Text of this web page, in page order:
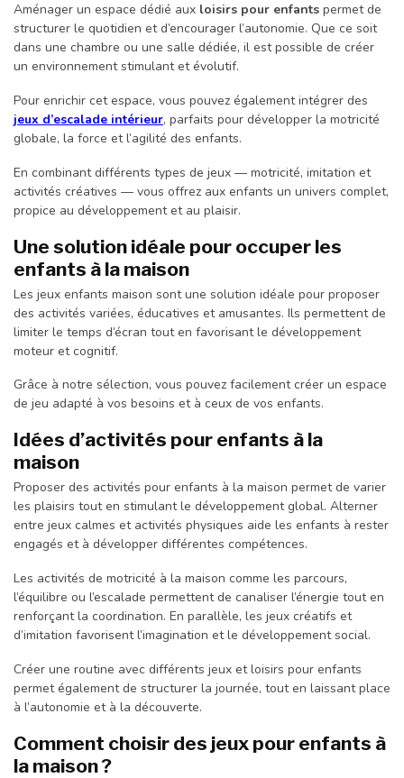
Aménager un espace dédié aux loisirs pour enfants permet de
structurer le quotidien et d’encourager l’autonomie. Que ce soit
dans une chambre ou une salle dédiée, il est possible de créer
un environnement stimulant et évolutif.
Pour enrichir cet espace, vous pouvez également intégrer des
jeux d’escalade intérieur, parfaits pour développer la motricité
globale, la force et l’agilité des enfants.
En combinant différents types de jeux — motricité, imitation et
activités créatives — vous offrez aux enfants un univers complet,
propice au développement et au plaisir.
Une solution idéale pour occuper les
enfants à la maison
Les jeux enfants maison sont une solution idéale pour proposer
des activités variées, éducatives et amusantes. Ils permettent de
limiter le temps d’écran tout en favorisant le développement
moteur et cognitif.
Grâce à notre sélection, vous pouvez facilement créer un espace
de jeu adapté à vos besoins et à ceux de vos enfants.
Idées d’activités pour enfants à la
maison
Proposer des activités pour enfants à la maison permet de varier
les plaisirs tout en stimulant le développement global. Alterner
entre jeux calmes et activités physiques aide les enfants à rester
engagés et à développer différentes compétences.
Les activités de motricité à la maison comme les parcours,
l’équilibre ou l’escalade permettent de canaliser l’énergie tout en
renforçant la coordination. En parallèle, les jeux créatifs et
d’imitation favorisent l’imagination et le développement social.
Créer une routine avec différents jeux et loisirs pour enfants
permet également de structurer la journée, tout en laissant place
à l’autonomie et à la découverte.
Comment choisir des jeux pour enfants à
la maison ?